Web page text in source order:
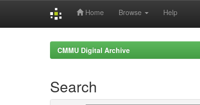
Home Browse Help
CMMU Digital Archive
Search